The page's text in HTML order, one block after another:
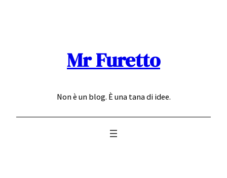
Mr Furetto
Non è un blog. È una tana di idee.